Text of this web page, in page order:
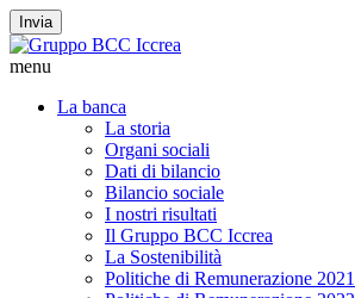
Invia
menu
La banca
La storia
Organi sociali
Dati di bilancio
Bilancio sociale
I nostri risultati
Il Gruppo BCC Iccrea
La Sostenibilità
Politiche di Remunerazione 2021